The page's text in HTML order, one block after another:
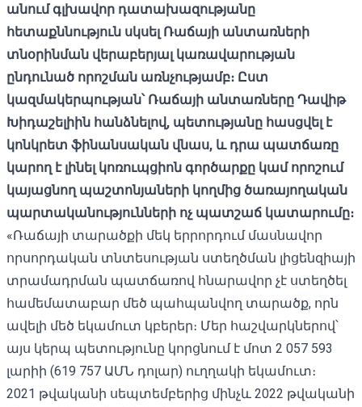
անում գլխավոր դատախազությանը
հետաքննություն սկսել Ռաճայի անտառների
տնօրինման վերաբերյալ կառավարության
ընդունած որոշման առնչությամբ։ Ըստ
կազմակերպության՝ Ռաճայի անտառները Դավիթ
Խիդաշելիին հանձնելով, պետությանը հասցվել է
կոնկրետ ֆինանսական վնաս, և դրա պատճառը
կարող է լինել կոռուպցիոն գործարքը կամ որոշում
կայացնող պաշտոնյաների կողմից ծառայողական
պարտականությունների ոչ պատշաճ կատարումը։
«Ռաճայի տարածքի մեկ երրորդում մասնավոր
որսորդական տնտեսության ստեղծման լիցենզիայի
տրամադրման պատճառով հնարավոր չէ ստեղծել
համեմատաբար մեծ պահպանվող տարածք, որն
ավելի մեծ եկամուտ կբերեր։ Մեր հաշվարկներով՝
այս կերպ պետությունը կորցնում է մոտ 2 057 593
լարիի (619 757 ԱՄՆ դոլար) ուղղակի եկամուտ։
2021 թվականի սեպտեմբերից մինչև 2022 թվականի